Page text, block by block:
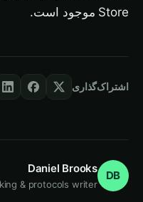
Store موجود است.
اشتراک‌گذاری
DB
Daniel Brooks
& protocols writer